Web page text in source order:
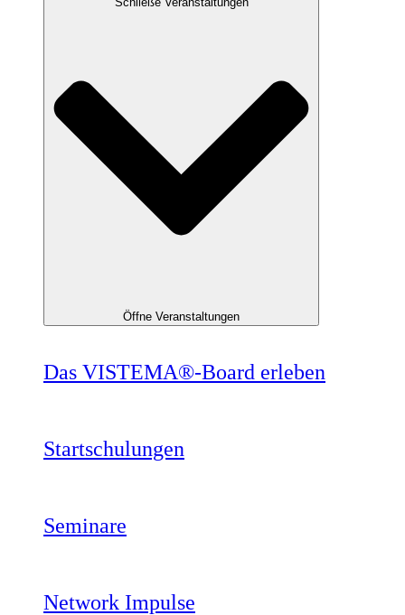
Öffne Veranstaltungen
Das VISTEMA®-Board erleben
Startschulungen
Seminare
Network Impulse